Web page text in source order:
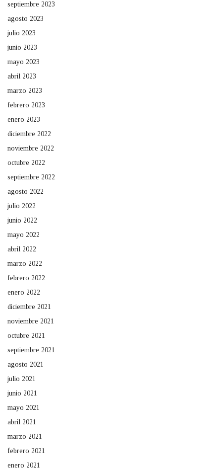
septiembre 2023
agosto 2023
julio 2023
junio 2023
mayo 2023
abril 2023
marzo 2023
febrero 2023
enero 2023
diciembre 2022
noviembre 2022
octubre 2022
septiembre 2022
agosto 2022
julio 2022
junio 2022
mayo 2022
abril 2022
marzo 2022
febrero 2022
enero 2022
diciembre 2021
noviembre 2021
octubre 2021
septiembre 2021
agosto 2021
julio 2021
junio 2021
mayo 2021
abril 2021
marzo 2021
febrero 2021
enero 2021